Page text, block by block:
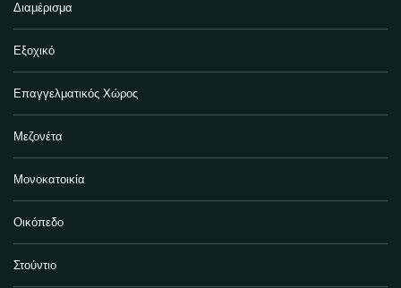
Διαμέρισμα
Εξοχικό
Επαγγελματικός Χώρος
Μεζονέτα
Μονοκατοικία
Οικόπεδο
Στούντιο